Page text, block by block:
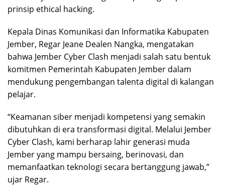
prinsip ethical hacking.
Kepala Dinas Komunikasi dan Informatika Kabupaten
Jember, Regar Jeane Dealen Nangka, mengatakan
bahwa Jember Cyber Clash menjadi salah satu bentuk
komitmen Pemerintah Kabupaten Jember dalam
mendukung pengembangan talenta digital di kalangan
pelajar.
“Keamanan siber menjadi kompetensi yang semakin
dibutuhkan di era transformasi digital. Melalui Jember
Cyber Clash, kami berharap lahir generasi muda
Jember yang mampu bersaing, berinovasi, dan
memanfaatkan teknologi secara bertanggung jawab,”
ujar Regar.